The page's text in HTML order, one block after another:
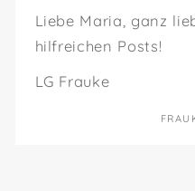
Liebe Maria, ganz
hilfreichen Posts!
LG Frauke